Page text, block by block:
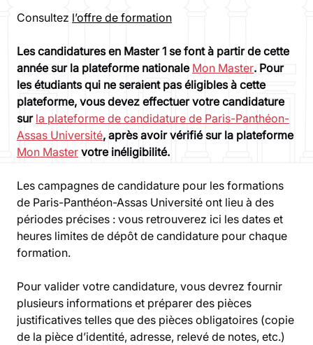
Consultez l’offre de formation
Les candidatures en Master 1 se font à partir de cette
année sur la plateforme nationale Mon Master. Pour
les étudiants qui ne seraient pas éligibles à cette
plateforme, vous devez effectuer votre candidature
sur la plateforme de candidature de Paris-Panthéon-
Assas Université, après avoir vérifié sur la plateforme
Mon Master votre inéligibilité.
Les campagnes de candidature pour les formations
de Paris-Panthéon-Assas Université ont lieu à des
périodes précises : vous retrouverez ici les dates et
heures limites de dépôt de candidature pour chaque
formation.
Pour valider votre candidature, vous devrez fournir
plusieurs informations et préparer des pièces
justificatives telles que des pièces obligatoires (copie
de la pièce d’identité, adresse, relevé de notes, etc.)